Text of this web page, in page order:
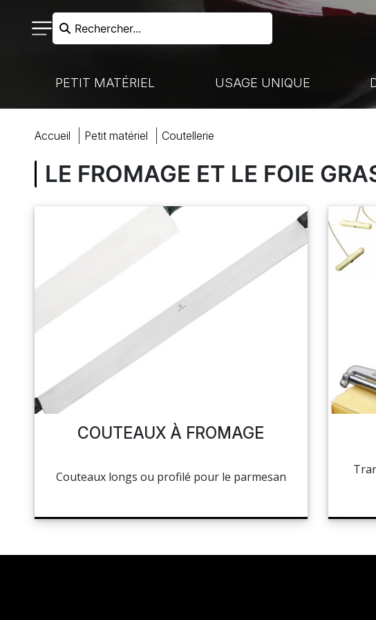
CUISSON
PÂTISSERIE
SUCRE ET GLACE
LA BOUTIQUE
ET MANUTENTION
HYGIÈNE ET ENTRETIEN
LIBRAIRIE
À USAGE UNIQUE
NAPPAGE ET SERVIETTES
CUISSON ET PRÉPARATION
FROIDE - LIAISON CHAUDE
NOS MARQUES
Rechercher...
PETIT MATÉRIEL USAGE UNIQUE
RECHERCHER
MON COMPTE
MES LISTES
MA COMMANDE
accueil petit matériel coutellerie
LE FROMAGE ET LE FOIE
COUTEAUX À FROMAGE
Couteaux longs ou profilé pour le parmesan